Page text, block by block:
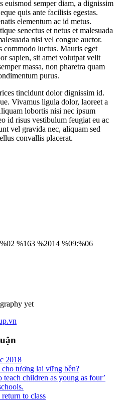
euismod semper diam, a dignissim
quis ante facilisis egestas.
elementum ac id metus.
senectus et netus et malesuada
nisi vel congue auctor.
commodo luctus. Mauris eget
sapien, sit amet volutpat velit
massa, non pharetra quam
purus.
tincidunt dolor dignissim id.
Vivamus ligula dolor, laoreet a
lobortis nisi nec ipsum
id risus vestibulum feugiat eu ac
vel gravida nec, aliquam sed
convallis placerat.
%163 %2014 %09:%06
yet
2018
tương lai vững bền?
children as young as four’
to class